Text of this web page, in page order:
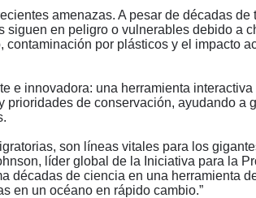
amenazas. A pesar de décadas
en peligro o vulnerables debido a
por plásticos y el impacto
e innovadora: una herramienta
prioridades de conservación, ayudando a
son líneas vitales para los
líder global de la Iniciativa para la
décadas de ciencia en una herramienta
en un océano en rápido cambio.”